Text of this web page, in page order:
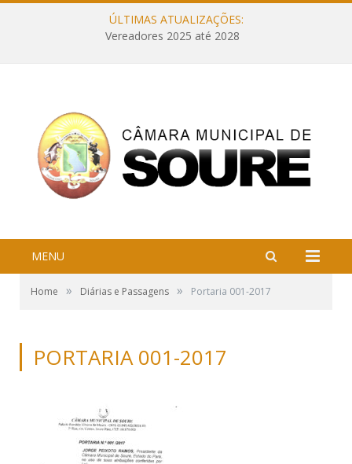
ÚLTIMAS ATUALIZAÇÕES:
Vereadores 2025 até 2028
MENU
Home » Diárias e Passagens » Portaria 001-2017
PORTARIA 001-2017